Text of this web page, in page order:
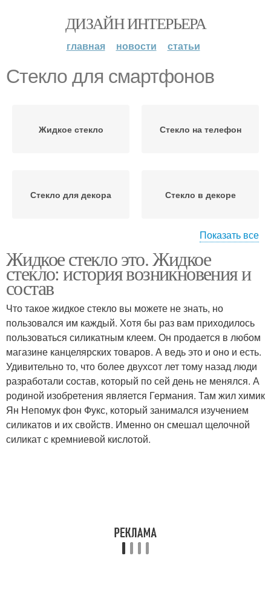
ДИЗАЙН ИНТЕРЬЕРА
главная новости статьи
Стекло для смартфонов
Жидкое стекло Стекло на телефон
Стекло для декора Стекло в декоре
Стекло для стола
столешницы
Стекло для авто
Стекло для
гидроизоляции
Стекло для дерева
Показать все
Жидкое стекло это. Жидкое
стекло: история возникновения и
состав
Что такое жидкое стекло вы можете не знать, но
пользовался им каждый. Хотя бы раз вам приходилось
пользоваться силикатным клеем. Он продается в любом
магазине канцелярских товаров. А ведь это и оно и есть.
Удивительно то, что более двухсот лет тому назад люди
разработали состав, который по сей день не менялся. А
родиной изобретения является Германия. Там жил химик
Ян Непомук фон Фукс, который занимался изучением
силикатов и их свойств. Именно он смешал щелочной
силикат с кремниевой кислотой.